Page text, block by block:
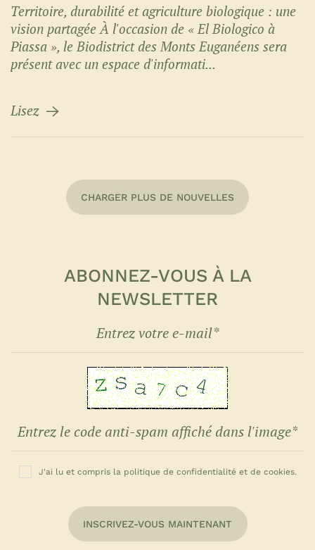
Territoire, durabilité et agriculture biologique : une
vision partagée À l'occasion de « El Biologico à
Piassa », le Biodistrict des Monts Euganéens sera
présent avec un espace d'informati...
Lisez
CHARGER PLUS DE NOUVELLES
ABONNEZ-VOUS À LA
NEWSLETTER
J'ai lu et compris la politique de confidentialité et de cookies.
INSCRIVEZ-VOUS MAINTENANT